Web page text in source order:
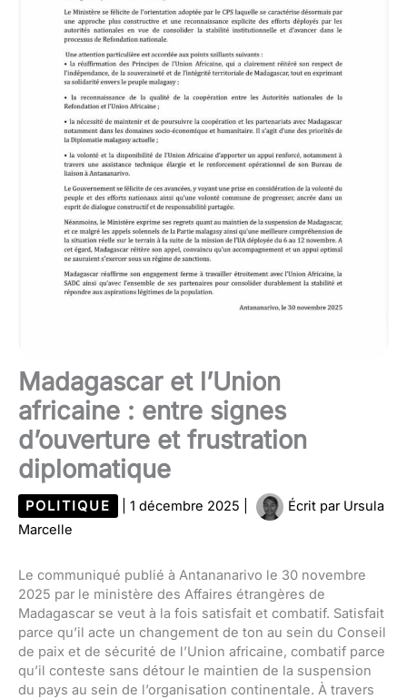
Madagascar et l’Union
africaine : entre signes
d’ouverture et frustration
diplomatique
POLITIQUE 1 décembre 2025 Écrit par Ursula
Marcelle
Le communiqué publié à Antananarivo le 30 novembre
2025 par le ministère des Affaires étrangères de
Madagascar se veut à la fois satisfait et combatif. Satisfait
parce qu’il acte un changement de ton au sein du Conseil
de paix et de sécurité de l’Union africaine, combatif parce
qu’il conteste sans détour le maintien de la suspension
du pays au sein de l’organisation continentale. À travers